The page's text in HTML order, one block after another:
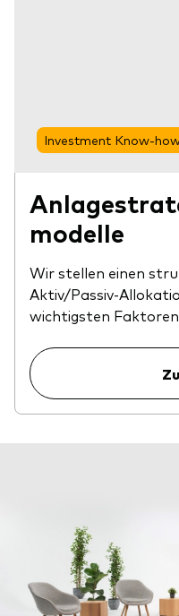
Investment Know-
modelle
Wir stellen einen
Aktiv/Passiv-
wichtigsten